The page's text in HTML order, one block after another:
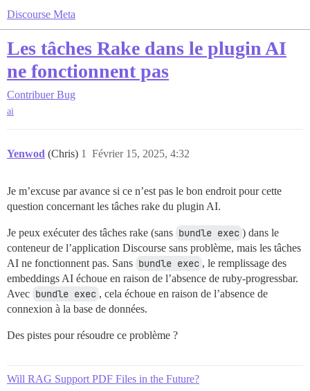
Discourse Meta
Les tâches Rake dans le plugin AI
ne fonctionnent pas
Contribuer Bug
ai
Yenwod (Chris) Février 15, 2025, 4:32
1
Je m’excuse par avance si ce n’est pas le bon endroit pour cette
question concernant les tâches rake du plugin AI.
Je peux exécuter des tâches rake (sans bundle exec ) dans le
conteneur de l’application Discourse sans problème, mais les tâches
AI ne fonctionnent pas. Sans bundle exec , le remplissage des
embeddings AI échoue en raison de l’absence de ruby-progressbar.
Avec bundle exec , cela échoue en raison de l’absence de
connexion à la base de données.
Des pistes pour résoudre ce problème ?
Will RAG Support PDF Files in the Future?